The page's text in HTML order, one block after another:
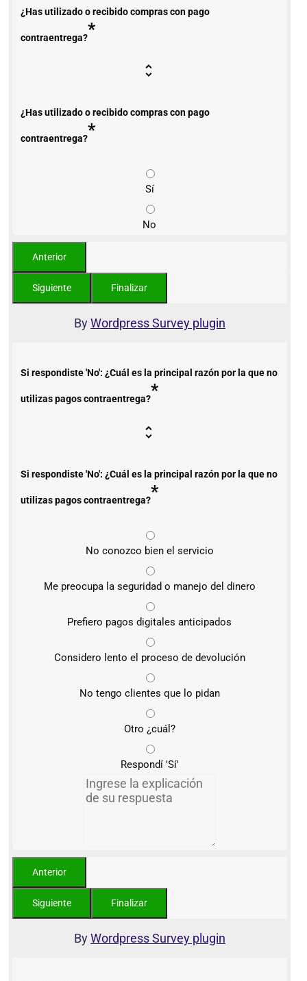
¿Has utilizado o recibido compras con pago
contraentrega?*
¿Has utilizado o recibido compras con pago
contraentrega?*
Sí
No
ByWordpress Survey plugin
Si respondiste 'No': ¿Cuál es la principal razón por la que no
utilizas pagos contraentrega?*
Si respondiste 'No': ¿Cuál es la principal razón por la que no
utilizas pagos contraentrega?*
No conozco bien el servicio
Me preocupa la seguridad o manejo del dinero
Prefiero pagos digitales anticipados
Considero lento el proceso de devolución
No tengo clientes que lo pidan
Otro ¿cuál?
Respondí 'Sí'
ByWordpress Survey plugin